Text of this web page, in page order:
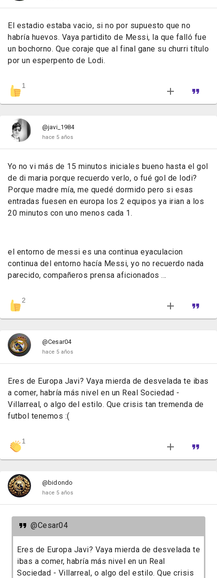
El estadio estaba vacio, si no por supuesto que no
habría huevos. Vaya partidito de Messi, la que falló fue
un bochorno. Que coraje que al final gane su churri título
por un esperpento de Lodi.
1
@javi_1984
hace 5 años
Yo no vi más de 15 minutos iniciales bueno hasta el gol
de di maria porque recuerdo verlo, o fué gol de lodi?
Porque madre mía, me quedé dormido pero si esas
entradas fuesen en europa los 2 equipos ya irian a los
20 minutos con uno menos cada 1.
el entorno de messi es una continua eyaculacion
continua del entorno hacía Messi, yo no recuerdo nada
parecido, compañeros prensa aficionados …
2
@Cesar04
hace 5 años
Eres de Europa Javi? Vaya mierda de desvelada te ibas
a comer, habría más nivel en un Real Sociedad -
Villarreal, o algo del estilo. Que crisis tan tremenda de
futbol tenemos :(
1
@bidondo
hace 5 años
@Cesar04
Eres de Europa Javi? Vaya mierda de desvelada te
ibas a comer, habría más nivel en un Real
Sociedad - Villarreal, o algo del estilo. Que crisis